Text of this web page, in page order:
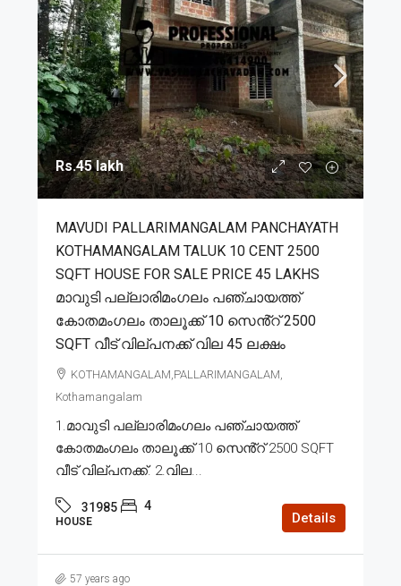
Rs.45 lakh
MAVUDI PALLARIMANGALAM PANCHAYATH
KOTHAMANGALAM TALUK 10 CENT 2500
SQFT HOUSE FOR SALE PRICE 45 LAKHS
മാവുടി പല്ലാരിമംഗലം പഞ്ചായത്ത്
കോതമംഗലം താലൂക്ക് 10 സെൻ്റ് 2500
SQFT വീട് വില്പനക്ക് വില 45 ലക്ഷം
KOTHAMANGALAM,PALLARIMANGALAM,
Kothamangalam
1.മാവുടി പല്ലാരിമംഗലം പഞ്ചായത്ത്
കോതമംഗലം താലൂക്ക് 10 സെൻ്റ് 2500 SQFT
വീട് വില്പനക്ക്. 2.വില...
31985 4
HOUSE Details
57 years ago